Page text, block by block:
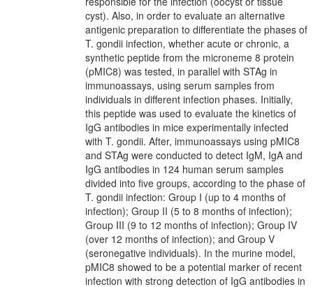
cyst). Also, in order to evaluate an alternative
antigenic preparation to differentiate the phases of
T. gondii infection, whether acute or chronic, a
synthetic peptide from the microneme 8 protein
(pMIC8) was tested, in parallel with STAg in
immunoassays, using serum samples from
individuals in different infection phases. Initially,
this peptide was used to evaluate the kinetics of
IgG antibodies in mice experimentally infected
with T. gondii. After, immunoassays using pMIC8
and STAg were conducted to detect IgM, IgA and
IgG antibodies in 124 human serum samples
divided into five groups, according to the phase of
T. gondii infection: Group I (up to 4 months of
infection); Group II (5 to 8 months of infection);
Group III (9 to 12 months of infection); Group IV
(over 12 months of infection); and Group V
(seronegative individuals). In the murine model,
pMIC8 showed to be a potential marker of recent
infection with strong detection of IgG antibodies in